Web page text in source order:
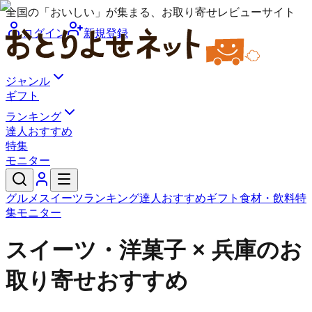
全国の「おいしい」が集まる、お取り寄せレビューサイト
ログイン
新規登録
ジャンル
ギフト
ランキング
達人おすすめ
特集
モニター
グルメ スイーツランキング達人おすすめギフト 食材・飲料特
集モニター
スイーツ・洋菓子 × 兵庫のお
取り寄せおすすめ